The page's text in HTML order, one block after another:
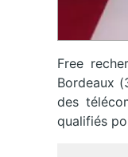
Free
Bordeaux
des
qualifiés